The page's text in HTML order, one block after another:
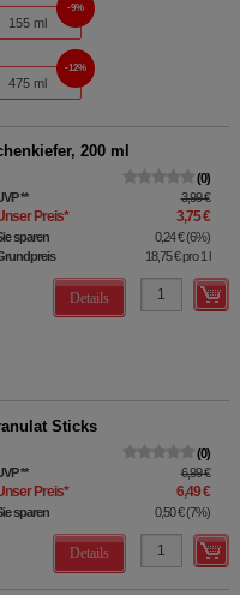
155 ml
9%
475 ml
12%
200 ml
0
** 3,99 €
Preis* 3,75 €
sparen 0,24 €(6%)
18,75 €pro 1 l
Details
Sticks
0
** 6,99 €
Preis* 6,49 €
sparen 0,50 €(7%)
Details